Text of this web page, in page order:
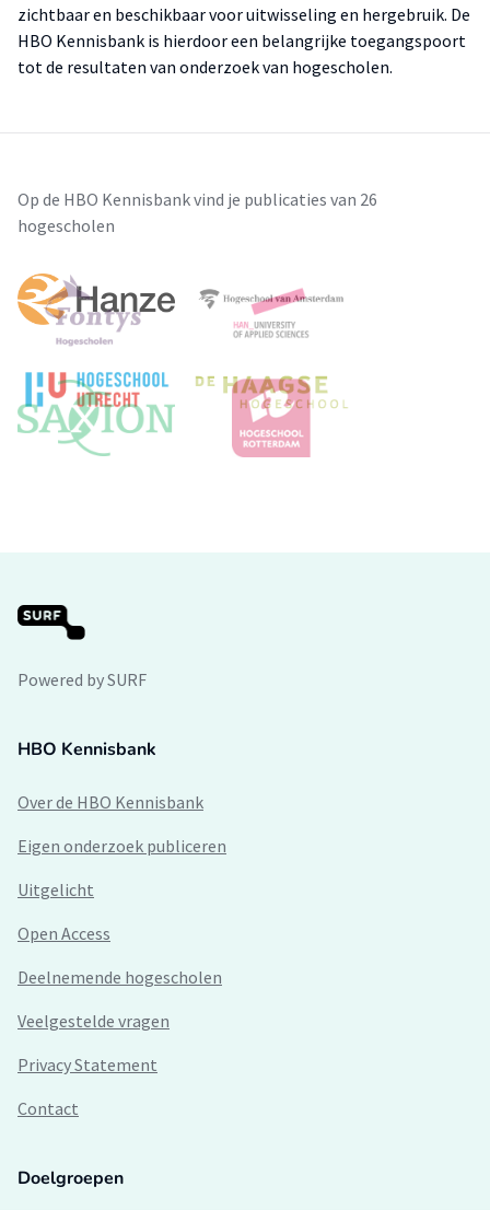
zichtbaar en beschikbaar voor uitwisseling en hergebruik. De
HBO Kennisbank is hierdoor een belangrijke toegangspoort
tot de resultaten van onderzoek van hogescholen.
Op de HBO Kennisbank vind je publicaties van 26
hogescholen
Powered by SURF
HBO Kennisbank
Over de HBO Kennisbank
Eigen onderzoek publiceren
Uitgelicht
Open Access
Deelnemende hogescholen
Veelgestelde vragen
Privacy Statement
Contact
Doelgroepen